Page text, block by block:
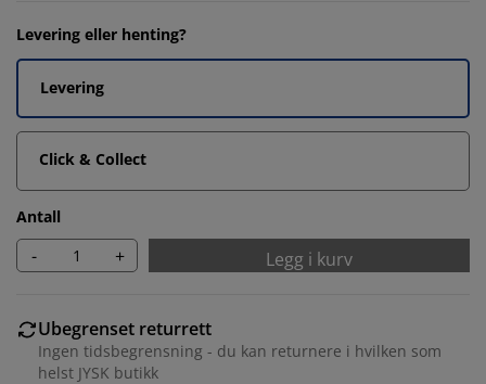
Levering eller henting?
Levering
Click & Collect
Antall
- + Legg i kurv
Ubegrenset returrett
Ingen tidsbegrensning - du kan returnere i hvilken som
helst JYSK butikk